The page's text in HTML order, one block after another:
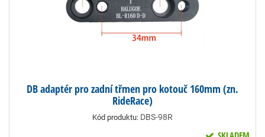
DB adaptér pro zadní třmen pro kotouč 160mm (zn.
RideRace)
Kód produktu: DBS-98R